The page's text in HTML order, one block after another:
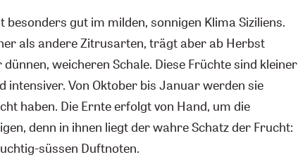
besonders gut im milden, sonnigen Klima Siziliens.
als andere Zitrusarten, trägt aber ab Herbst
weicheren Schale. Diese Früchte sind kleiner
intensiver. Von Oktober bis Januar werden sie
haben. Die Ernte erfolgt von Hand, um die
denn in ihnen liegt der wahre Schatz der Frucht:
süssen Duftnoten.